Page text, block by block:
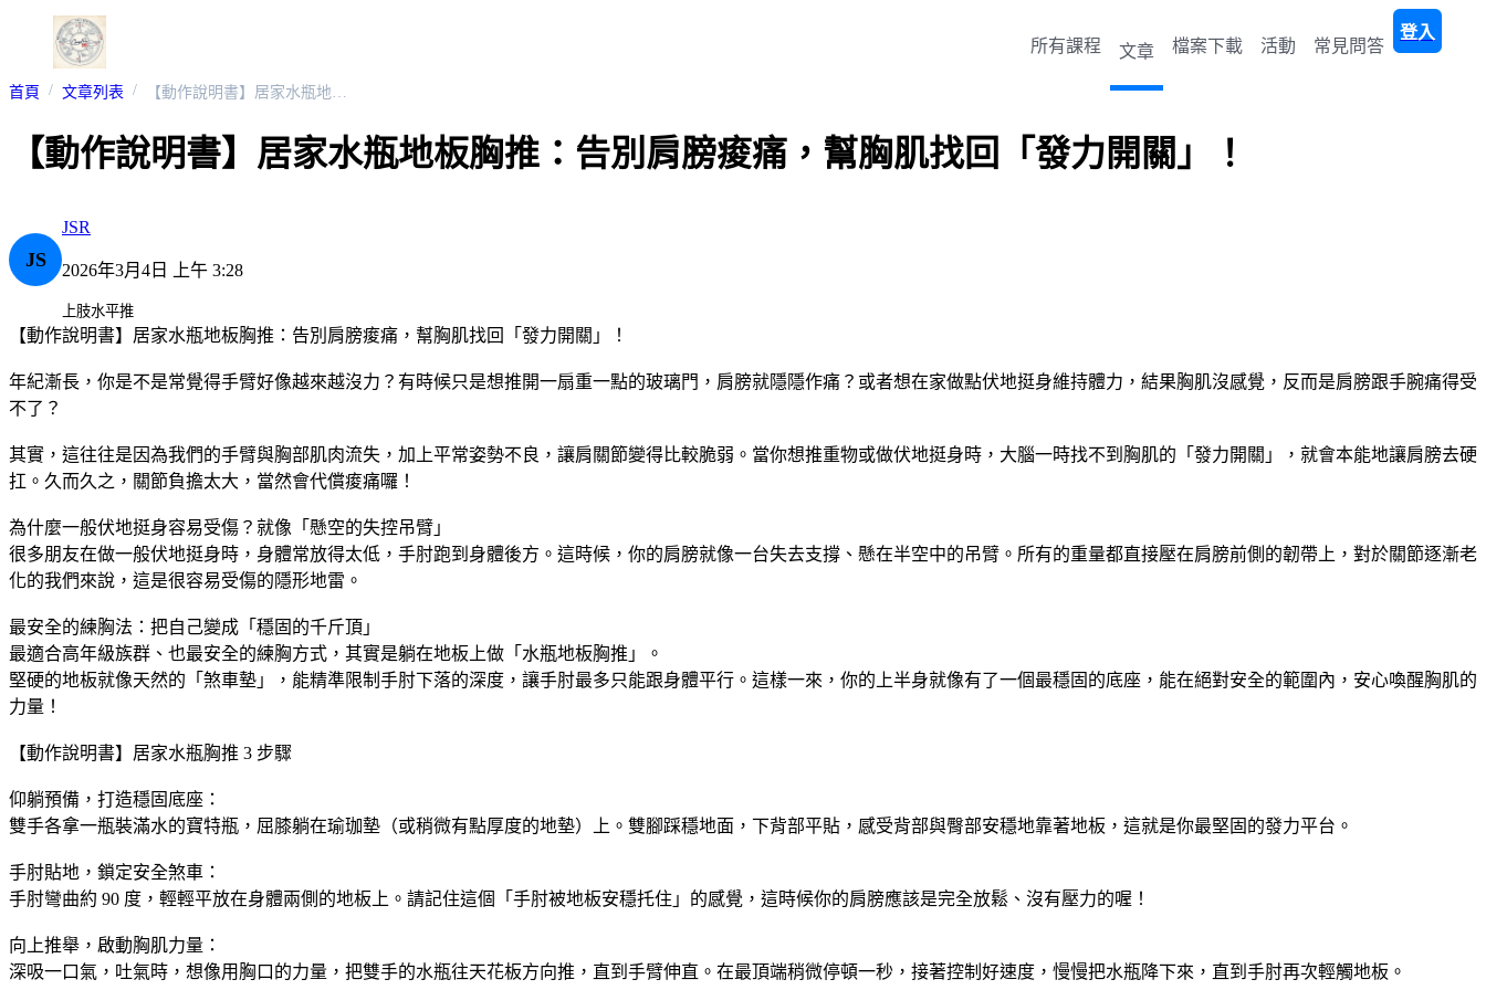
所有課程 文章 檔案下載 活動 常見問答
登入
首頁 文章列表 【動作說明書】居家水瓶地板胸推：告別肩膀痠痛，幫胸肌找回「發力開關」！
【動作說明書】居家水瓶地板胸推：告別肩膀痠痛，幫胸肌找回「發力開關」！
JS
JSR
2026年3月4日 上午 3:28
上肢水平推
【動作說明書】居家水瓶地板胸推：告別肩膀痠痛，幫胸肌找回「發力開關」！
年紀漸長，你是不是常覺得手臂好像越來越沒力？有時候只是想推開一扇重一點的玻璃門，肩膀就隱隱作痛？或者想在家做點伏地挺身維持體力，結果胸肌沒感覺，反而是肩膀跟手腕痛得受
不了？
其實，這往往是因為我們的手臂與胸部肌肉流失，加上平常姿勢不良，讓肩關節變得比較脆弱。當你想推重物或做伏地挺身時，大腦一時找不到胸肌的「發力開關」，就會本能地讓肩膀去硬
扛。久而久之，關節負擔太大，當然會代償痠痛囉！
為什麼一般伏地挺身容易受傷？就像「懸空的失控吊臂」
很多朋友在做一般伏地挺身時，身體常放得太低，手肘跑到身體後方。這時候，你的肩膀就像一台失去支撐、懸在半空中的吊臂。所有的重量都直接壓在肩膀前側的韌帶上，對於關節逐漸老
化的我們來說，這是很容易受傷的隱形地雷。
最安全的練胸法：把自己變成「穩固的千斤頂」
最適合高年級族群、也最安全的練胸方式，其實是躺在地板上做「水瓶地板胸推」。
堅硬的地板就像天然的「煞車墊」，能精準限制手肘下落的深度，讓手肘最多只能跟身體平行。這樣一來，你的上半身就像有了一個最穩固的底座，能在絕對安全的範圍內，安心喚醒胸肌的
力量！
【動作說明書】居家水瓶胸推 3 步驟
仰躺預備，打造穩固底座：
雙手各拿一瓶裝滿水的寶特瓶，屈膝躺在瑜珈墊（或稍微有點厚度的地墊）上。雙腳踩穩地面，下背部平貼，感受背部與臀部安穩地靠著地板，這就是你最堅固的發力平台。
手肘貼地，鎖定安全煞車：
手肘彎曲約 90 度，輕輕平放在身體兩側的地板上。請記住這個「手肘被地板安穩托住」的感覺，這時候你的肩膀應該是完全放鬆、沒有壓力的喔！
向上推舉，啟動胸肌力量：
深吸一口氣，吐氣時，想像用胸口的力量，把雙手的水瓶往天花板方向推，直到手臂伸直。在最頂端稍微停頓一秒，接著控制好速度，慢慢把水瓶降下來，直到手肘再次輕觸地板。